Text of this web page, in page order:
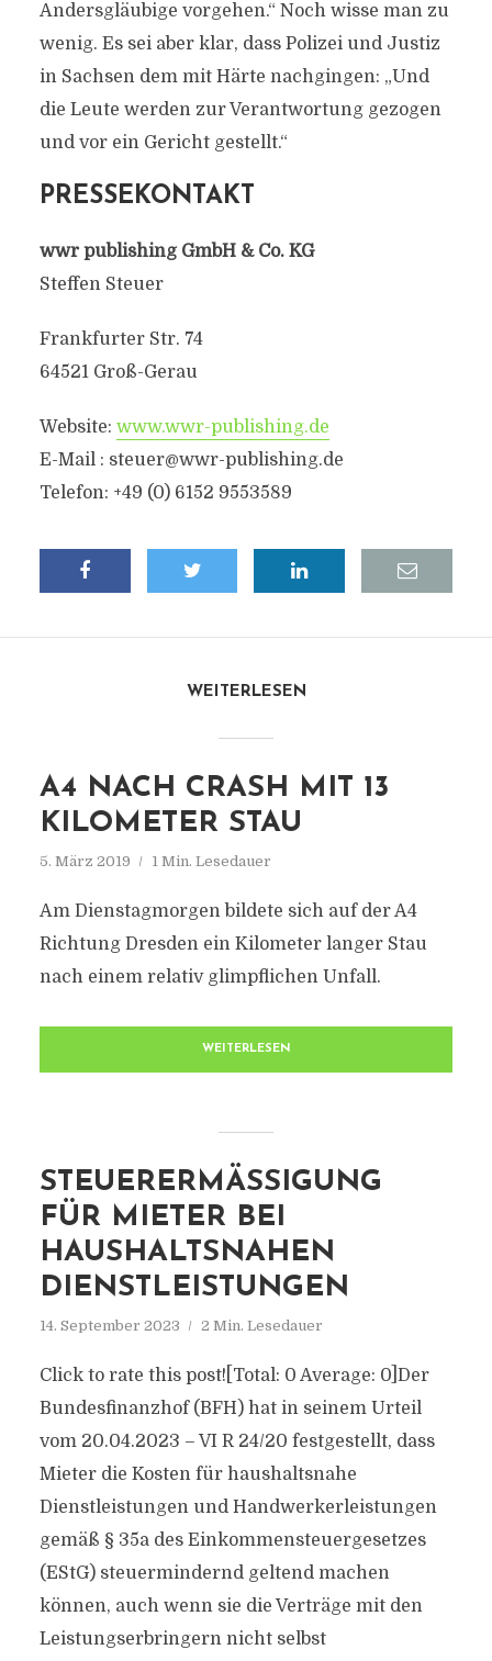
Andersgläubige vorgehen.“ Noch wisse man zu
wenig. Es sei aber klar, dass Polizei und Justiz
in Sachsen dem mit Härte nachgingen: „Und
die Leute werden zur Verantwortung gezogen
und vor ein Gericht gestellt.“
PRESSEKONTAKT
wwr publishing GmbH & Co. KG
Steffen Steuer
Frankfurter Str. 74
64521 Groß-Gerau
Website: www.wwr-publishing.de
E-Mail : steuer@wwr-publishing.de
Telefon: +49 (0) 6152 9553589
WEITERLESEN
A4 NACH CRASH MIT 13
KILOMETER STAU
5. März 2019 1 Min. Lesedauer
Am Dienstagmorgen bildete sich auf der A4
Richtung Dresden ein Kilometer langer Stau
nach einem relativ glimpflichen Unfall.
WEITERLESEN
STEUERERMÄSSIGUNG F
ÜR MIETER BEI H
AUSHALTSNAHEN D
IENSTLEISTUNGEN
14. September 2023 2 Min. Lesedauer
Click to rate this post![Total: 0 Average: 0]Der
Bundesfinanzhof (BFH) hat in seinem Urteil
vom 20.04.2023 – VI R 24/20 festgestellt, dass
Mieter die Kosten für haushaltsnahe
Dienstleistungen und Handwerkerleistungen
gemäß § 35a des Einkommensteuergesetzes
(EStG) steuermindernd geltend machen
können, auch wenn sie die Verträge mit den
Leistungserbringern nicht selbst